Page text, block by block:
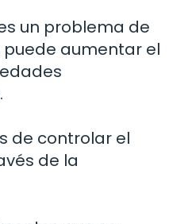
un problema de
aumentar el
de controlar el
de la